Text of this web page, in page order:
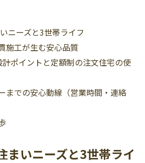
ニーズと3世帯ライフ
施工が生む安心品質
ポイントと定額制の注文住宅の使
までの安心動線（営業時間・連絡
まいニーズと3世帯ライ